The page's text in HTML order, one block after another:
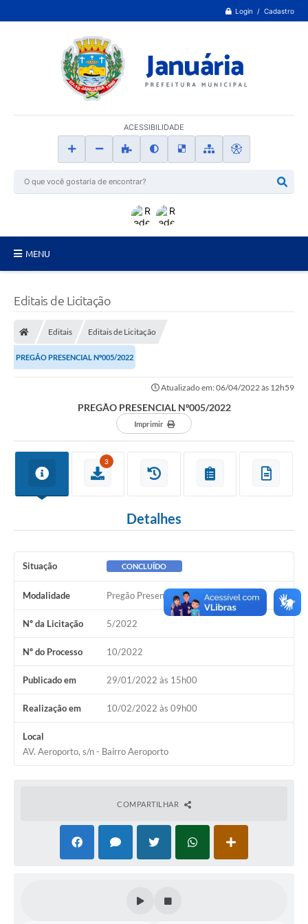
Login / Cadastro
ACESSIBILIDADE
MENU
Secretarias
Carta de Serviços
Turismo
Legislação
Agenda
Telefones Úteis
Ouvidoria
Cavernas do Peruaçu
Links e Sites
Serviços Online
Editais de Licitação
Editais Editais de Licitação
PREGÃO PRESENCIAL Nº005/2022
Atualizado em: 06/04/2022 às 12h59
PREGÃO PRESENCIAL Nº005/2022
Imprimir
3
Detalhes
Situação CONCLUÍDO
Modalidade Pregão Presencial
Nº da Licitação 5/2022
Nº do Processo 10/2022
Publicado em 29/01/2022 às 15h00
Realização em 10/02/2022 às 09h00
Local
AV. Aeroporto, s/n - Bairro Aeroporto
COMPARTILHAR